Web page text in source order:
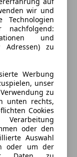
wir und
Technologien
und
Adressen) zu
Werbung
unser
zu
unten rechts,
Cookies
oder den
Auswahl
oder um der